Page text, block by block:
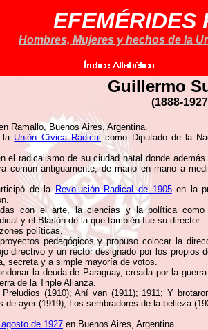
EFEMÉRIDES
Hombres, Mujeres y hechos de la
Guillermo
(1888-
Ramallo, Buenos Aires, Argentina.
la Unión Cívica Radicalcomo Diputado de la
el radicalismo de su ciudad natal donde además
común antiguamente, de mano en mano a
de laRevolución Radical de 1905en la
con el arte, la ciencias y la política
y el Blasón de la que también fue su director.
políticas.
pedagógicos y propuso colocar la
directivo y un rector designado por los propios
secreta y a simple mayoría de votos.
la deuda de Paraguay, creada por la
de la Triple Alianza.
(1910); Ahí van (1911); 1911; Y
ayer (1919); Los sembradores de la belleza
de 1927 en Buenos Aires, Argentina.